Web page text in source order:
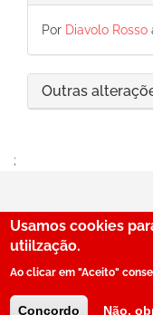
Por Diavolo Rosso
Outras
;
© SerBenfiquista.com
Usamos cookies
utiilzação.
Ao clicar em "Aceito"
Concordo Não,